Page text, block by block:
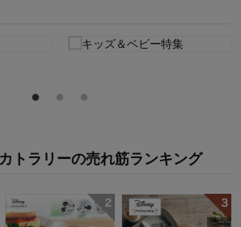
トラリーの売れ筋ランキング